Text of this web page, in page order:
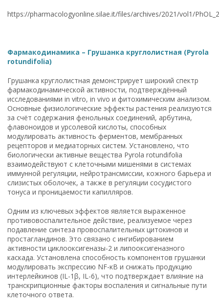
https://pharmacologyonline.silae.it/files/archives/2021/vol1/
Фармакодинамика – Грушанка круглолистная (Pyrola
rotundifolia)
Грушанка круглолистная демонстрирует широкий спектр
фармакодинамической активности, подтверждённый
исследованиями in vitro, in vivo и фитохимическим анализом.
Основные физиологические эффекты растения реализуются
за счёт содержания фенольных соединений, арбутина,
флавоноидов и урсолевой кислоты, способных
модулировать активность ферментов, мембранных
рецепторов и медиаторных систем. Установлено, что
биологически активные вещества Pyrola rotundifolia
взаимодействуют с клеточными мишенями в системах
иммунной регуляции, нейротрансмиссии, кожного барьера и
слизистых оболочек, а также в регуляции сосудистого
тонуса и проницаемости капилляров.
Одним из ключевых эффектов является выраженное
противовоспалительное действие, реализуемое через
подавление синтеза провоспалительных цитокинов и
простагландинов. Это связано с ингибированием
активности циклооксигеназы-2 и липооксигеназного
каскада. Установлена способность компонентов грушанки
модулировать экспрессию NF-κB и снижать продукцию
интерлейкинов (IL-1β, IL-6), что подтверждает влияние на
транскрипционные факторы воспаления и сигнальные пути
клеточного ответа.